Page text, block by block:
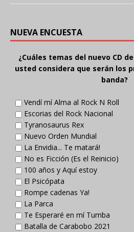
NUEVA ENCUESTA
¿Cuáles temas del nuevo CD
usted considera que serán los
banda?
Vendí mí Alma al Rock N Roll
Escorias del Rock Nacional
Tyranosaurus Rex
Nuevo Orden Mundial
La Envidia... Te matará!
No es Ficción (Es el Reinicio)
100 años y Aquí estoy
El Psicópata
Rompe cadenas Ya!
La Parca
Te Esperaré en mí Tumba
Batalla de Carabobo 2021